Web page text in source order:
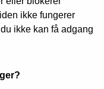
ikke fungerer
ikke kan få adgang